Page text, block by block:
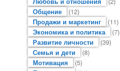
Общение
(12)
Продажи и маркетинг
(11)
Экономика и политика
(7)
Развитие личности
(39)
Семья и дети
(8)
Мотивация
(5)